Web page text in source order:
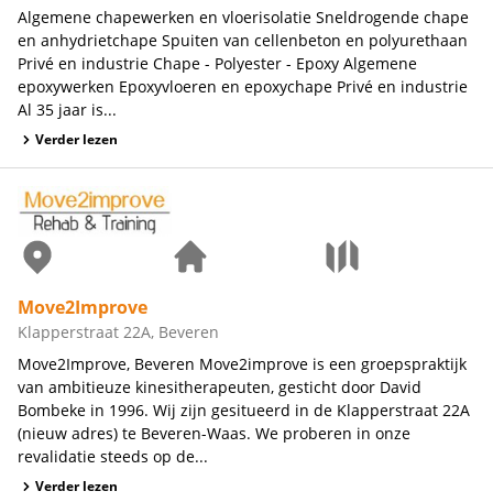
Algemene chapewerken en vloerisolatie Sneldrogende chape
en anhydrietchape Spuiten van cellenbeton en polyurethaan
Privé en industrie Chape - Polyester - Epoxy Algemene
epoxywerken Epoxyvloeren en epoxychape Privé en industrie
Al 35 jaar is...
Verder lezen
Move2Improve
Klapperstraat 22A, Beveren
Move2Improve, Beveren Move2improve is een groepspraktijk
van ambitieuze kinesitherapeuten, gesticht door David
Bombeke in 1996. Wij zijn gesitueerd in de Klapperstraat 22A
(nieuw adres) te Beveren-Waas. We proberen in onze
revalidatie steeds op de...
Verder lezen